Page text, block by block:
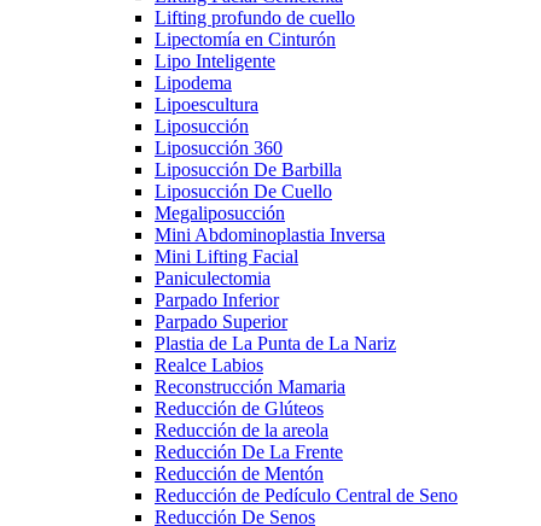
Lifting profundo de cuello
Lipectomía en Cinturón
Lipo Inteligente
Lipodema
Lipoescultura
Liposucción
Liposucción 360
Liposucción De Barbilla
Liposucción De Cuello
Megaliposucción
Mini Abdominoplastia Inversa
Mini Lifting Facial
Paniculectomia
Parpado Inferior
Parpado Superior
Plastia de La Punta de La Nariz
Realce Labios
Reconstrucción Mamaria
Reducción de Glúteos
Reducción de la areola
Reducción De La Frente
Reducción de Mentón
Reducción de Pedículo Central de Seno
Reducción De Senos